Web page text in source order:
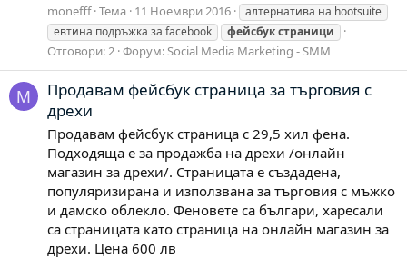
monefff Тема 11 Ноември 2016
алтернатива на hootsuite
евтина подръжка за facebook
фейсбукстраници
Отговори: 2 Форум:Social Media Marketing - SMM
M
Продавам фейсбук страница за търговия с
дрехи
Продавам фейсбук страница с 29,5 хил фена.
Подходяща е за продажба на дрехи /онлайн
магазин за дрехи/. Страницата е създадена,
популяризирана и използвана за търговия с мъжко
и дамско облекло. Феновете са българи, харесали
са страницата като страница на онлайн магазин за
дрехи. Цена 600 лв